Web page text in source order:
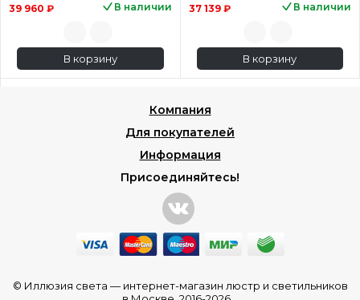
39 960 ₽ В наличии
В корзину
37 139 ₽ В наличии
В корзину
Компания
Для покупателей
Информация
Присоединяйтесь!
© Иллюзия света — интернет-магазин люстр и светильников